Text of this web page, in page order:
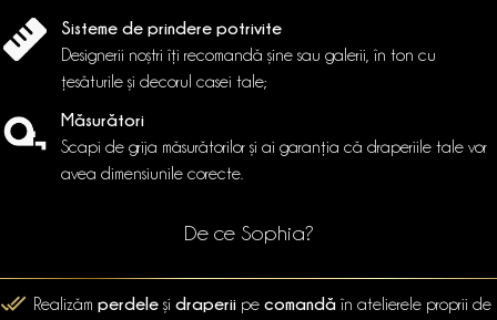
Sisteme de prindere potrivite
Designerii noștri îți recomandă șine sau galerii, în ton cu
țesăturile și decorul casei tale;
Măsurători
Scapi de grija măsurătorilor și ai garanția că draperiile tale vor
avea dimensiunile corecte.
De ce Sophia?
Realizăm perdele și draperii pe comandă în atelierele proprii de